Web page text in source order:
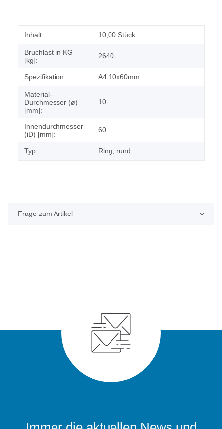
Produkteigenschaft
Wert
Inhalt: 10,00 Stück
Bruchlast in KG
[kg]:
2640
Spezifikation: A4 10x60mm
Material-
Durchmesser (ø)
[mm]:
10
Innendurchmesser
(iD) [mm]:
60
Typ: Ring, rund
Frage zum Artikel